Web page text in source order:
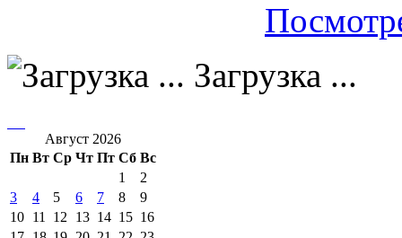
Загрузка ...
Август 2026
Пн Вт Ср Чт Пт Сб Вс
1
2
3
4 5 6 7 8
9
10 11 12 13 14 15 16